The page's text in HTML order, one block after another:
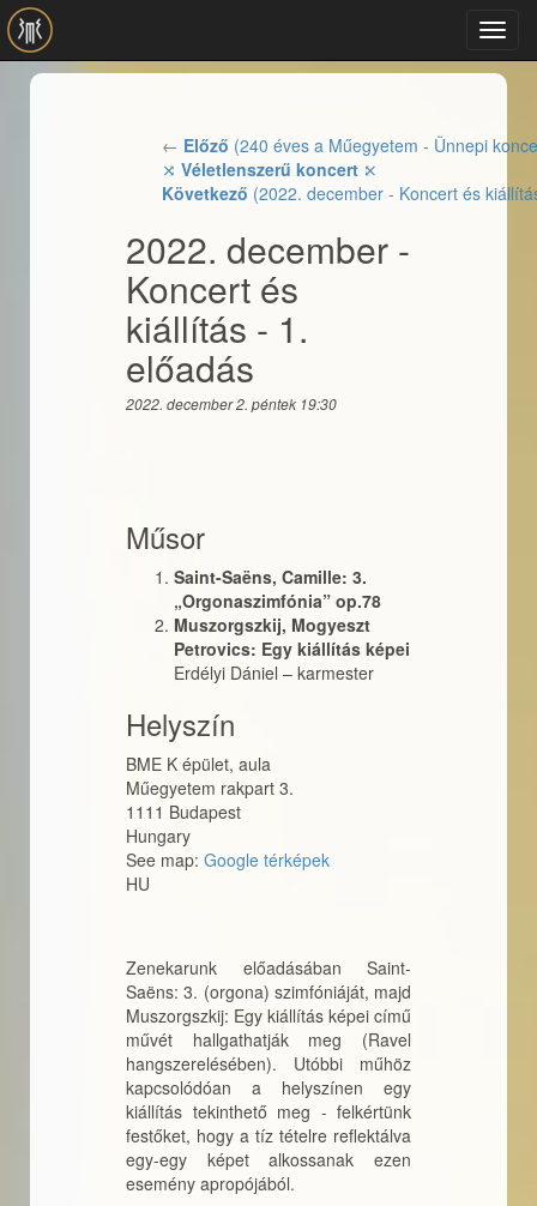
Ugrás a tartalomra
← Előző (240 éves a Műegyetem - Ünnepi
⤨ Véletlenszerű koncert ⤪
Következő (2022. december - Koncert és
2022. december -
Koncert és
kiállítás - 1.
előadás
2022. december 2. péntek 19:30
Műsor
Saint­-Saëns, Camille: 3.
„Orgonaszimfónia” op.78
Muszorgszkij, Mogyeszt
Petrovics: Egy kiállítás képei
Erdélyi Dániel – karmester
Helyszín
BME K épület, aula
Műegyetem rakpart 3.
1111 Budapest
Hungary
See map: Google térképek
HU
Zenekarunk előadásában Saint­-
Saëns: 3. (orgona) szimfóniáját, majd
Muszorgszkij: Egy kiállítás képei című
művét hallgathatják meg (Ravel
hangszerelésében). Utóbbi műhöz
kapcsolódóan a helyszínen egy
kiállítás tekinthető meg - felkértünk
festőket, hogy a tíz tételre reflektálva
egy-egy képet alkossanak ezen
esemény apropójából.